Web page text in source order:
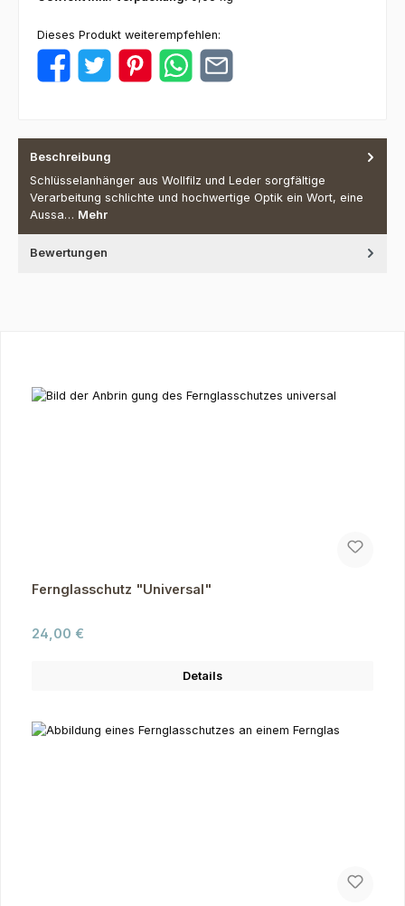
Dieses Produkt weiterempfehlen:
Beschreibung
Schlüsselanhänger aus Wollfilz und Leder sorgfältige
Verarbeitung schlichte und hochwertige Optik ein Wort, eine
Aussa… Mehr
Bewertungen
Fernglasschutz "Universal"
Regulärer Preis:
24,00 €
Details